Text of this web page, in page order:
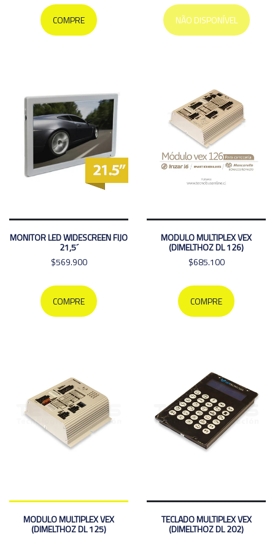
COMPRE NÃO DISPONÍVEL
MONITOR LED WIDESCREEN FIJO
21,5´
$569.900
COMPRE
MODULO MULTIPLEX VEX
(DIMELTHOZ DL 126)
$685.100
COMPRE
MODULO MULTIPLEX VEX
(DIMELTHOZ DL 125)
TECLADO MULTIPLEX VEX
(DIMELTHOZ DL 202)